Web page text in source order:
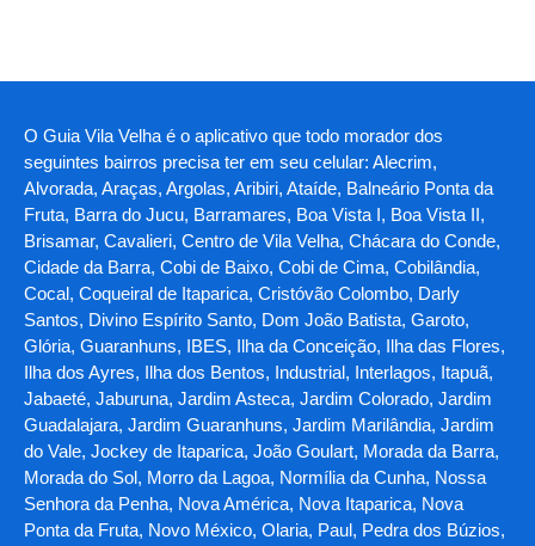
O Guia Vila Velha é o aplicativo que todo morador dos
seguintes bairros precisa ter em seu celular: Alecrim,
Alvorada, Araças, Argolas, Aribiri, Ataíde, Balneário Ponta da
Fruta, Barra do Jucu, Barramares, Boa Vista I, Boa Vista II,
Brisamar, Cavalieri, Centro de Vila Velha, Chácara do Conde,
Cidade da Barra, Cobi de Baixo, Cobi de Cima, Cobilândia,
Cocal, Coqueiral de Itaparica, Cristóvão Colombo, Darly
Santos, Divino Espírito Santo, Dom João Batista, Garoto,
Glória, Guaranhuns, IBES, Ilha da Conceição, Ilha das Flores,
Ilha dos Ayres, Ilha dos Bentos, Industrial, Interlagos, Itapuã,
Jabaeté, Jaburuna, Jardim Asteca, Jardim Colorado, Jardim
Guadalajara, Jardim Guaranhuns, Jardim Marilândia, Jardim
do Vale, Jockey de Itaparica, João Goulart, Morada da Barra,
Morada do Sol, Morro da Lagoa, Normília da Cunha, Nossa
Senhora da Penha, Nova América, Nova Itaparica, Nova
Ponta da Fruta, Novo México, Olaria, Paul, Pedra dos Búzios,